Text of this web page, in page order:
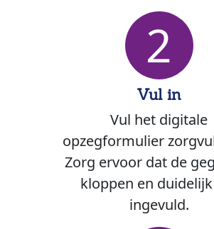
2
Vul in
Vul het digitale
opzegformulier
Zorg ervoor dat de
kloppen en
ingevuld.